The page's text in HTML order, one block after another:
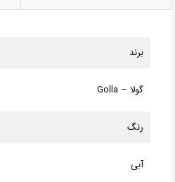
برند
گولا – Golla
رنگ
آبی